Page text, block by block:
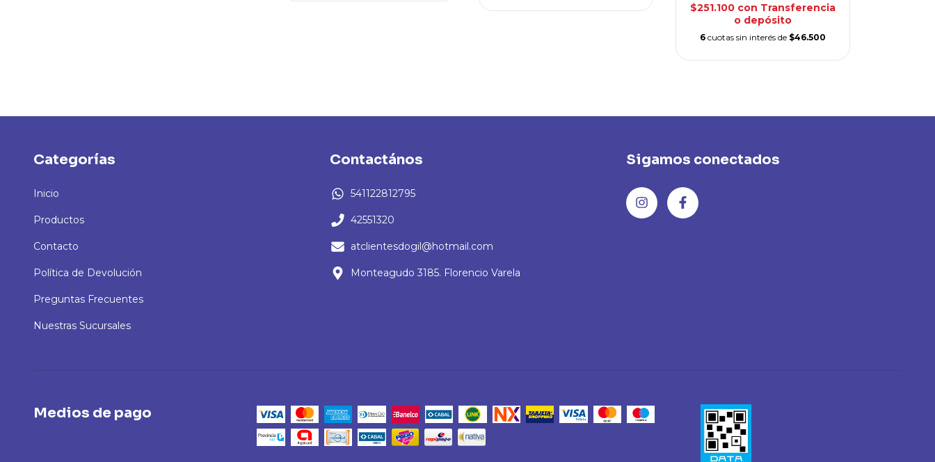
$251.100 con Transferencia
o depósito
6 cuotas sin interés de $46.500
Categorías
Inicio
Productos
Contacto
Política de Devolución
Preguntas Frecuentes
Nuestras Sucursales
Contactános
541122812795
42551320
atclientesdogil@hotmail.com
Monteagudo 3185. Florencio Varela
Sigamos conectados
Medios de pago